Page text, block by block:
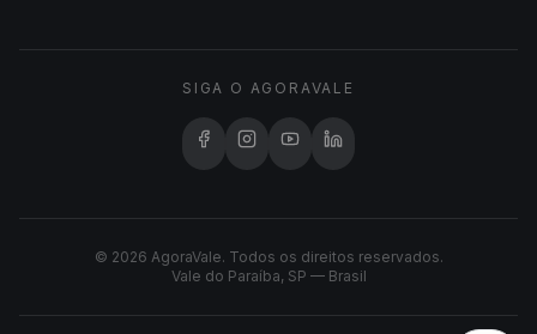
SIGA O AGORAVALE
© 2026 AgoraVale. Todos os direitos reservados.
Vale do Paraíba, SP — Brasil